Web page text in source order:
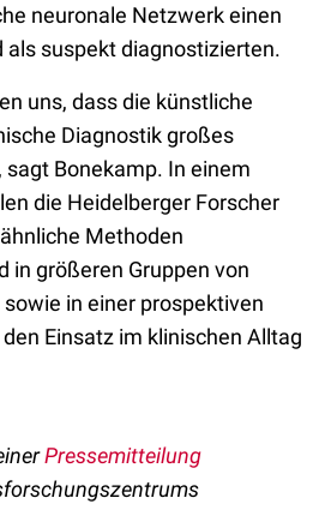
neuronale Netzwerk einen
als suspekt diagnostizierten.
uns, dass die künstliche
Diagnostik großes
sagt Bonekamp. In einem
die Heidelberger Forscher
Methoden
in größeren Gruppen von
in einer prospektiven
Einsatz im klinischen Alltag
Pressemitteilung